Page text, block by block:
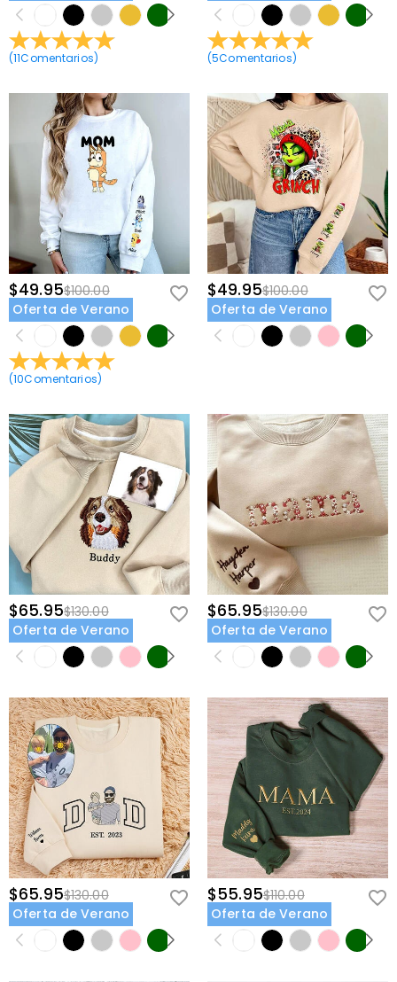
(11Comentarios) (5Comentarios)
$49.95$100.00
Oferta de Verano
(10Comentarios)
$49.95$100.00
Oferta de Verano
$65.95$130.00
Oferta de Verano
$65.95$130.00
Oferta de Verano
$65.95$130.00
Oferta de Verano
$55.95$110.00
Oferta de Verano